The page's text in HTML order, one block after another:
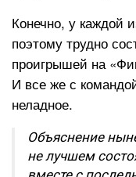
Конечно, у каждой
поэтому трудно
проигрышей на
И все же с
неладное.
Объяснение
не лучшем